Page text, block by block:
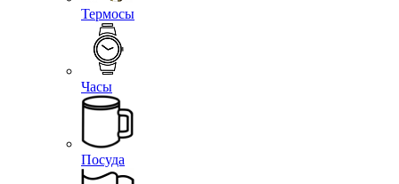
Термосы
Часы
Посуда